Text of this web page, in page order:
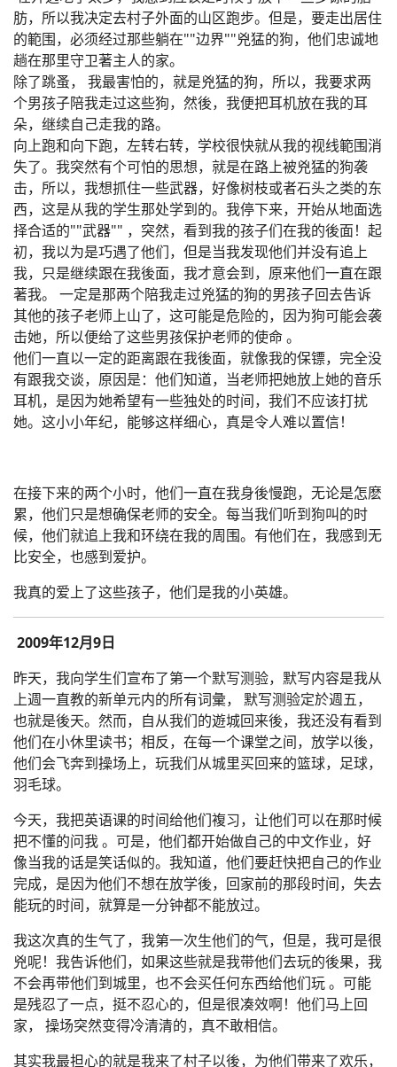
肪，所以我决定去村子外面的山区跑步。但是，要走出居住
的範围，必须经过那些躺在""边界""兇猛的狗，他们忠诚地
趟在那里守卫著主人的家。
除了跳蚤， 我最害怕的，就是兇猛的狗，所以，我要求两
个男孩子陪我走过这些狗，然後，我便把耳机放在我的耳
朵，继续自己走我的路。
向上跑和向下跑，左转右转，学校很快就从我的视线範围消
失了。我突然有个可怕的思想，就是在路上被兇猛的狗袭
击，所以，我想抓住一些武器，好像树枝或者石头之类的东
西，这是从我的学生那处学到的。我停下来，开始从地面选
择合适的""武器"" ，突然，看到我的孩子们在我的後面！起
初，我以为是巧遇了他们，但是当我发现他们并没有追上
我，只是继续跟在我後面，我才意会到，原来他们一直在跟
著我。 一定是那两个陪我走过兇猛的狗的男孩子回去告诉
其他的孩子老师上山了，这可能是危险的，因为狗可能会袭
击她，所以便给了这些男孩保护老师的使命 。
他们一直以一定的距离跟在我後面，就像我的保镖，完全没
有跟我交谈，原因是：他们知道，当老师把她放上她的音乐
耳机，是因为她希望有一些独处的时间，我们不应该打扰
她。这小小年纪，能够这样细心，真是令人难以置信！
在接下来的两个小时，他们一直在我身後慢跑，无论是怎麽
累，他们只是想确保老师的安全。每当我们听到狗叫的时
候，他们就追上我和环绕在我的周围。有他们在，我感到无
比安全，也感到爱护。
我真的爱上了这些孩子，他们是我的小英雄。
2009年12月9日
昨天，我向学生们宣布了第一个默写测验，默写内容是我从
上週一直教的新单元内的所有词彙， 默写测验定於週五，
也就是後天。然而，自从我们的遊城回来後，我还没有看到
他们在小休里读书；相反，在每一个课堂之间，放学以後，
他们会飞奔到操场上，玩我们从城里买回来的篮球，足球，
羽毛球。
今天，我把英语课的时间给他们複习，让他们可以在那时候
把不懂的问我 。可是，他们都开始做自己的中文作业，好
像当我的话是笑话似的。我知道，他们要赶快把自己的作业
完成，是因为他们不想在放学後，回家前的那段时间，失去
能玩的时间，就算是一分钟都不能放过。
我这次真的生气了，我第一次生他们的气，但是，我可是很
兇呢！我告诉他们，如果这些就是我带他们去玩的後果，我
不会再带他们到城里，也不会买任何东西给他们玩 。可能
是残忍了一点，挺不忍心的，但是很凑效啊！他们马上回
家， 操场突然变得冷清清的，真不敢相信。
其实我最担心的就是我来了村子以後，为他们带来了欢乐，